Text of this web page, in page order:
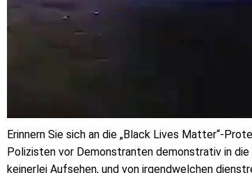
Erinnern Sie sich an die „Black Lives Matter“-
Polizisten vor Demonstranten demonstrativ in
keinerlei Aufsehen, und von irgendwelchen